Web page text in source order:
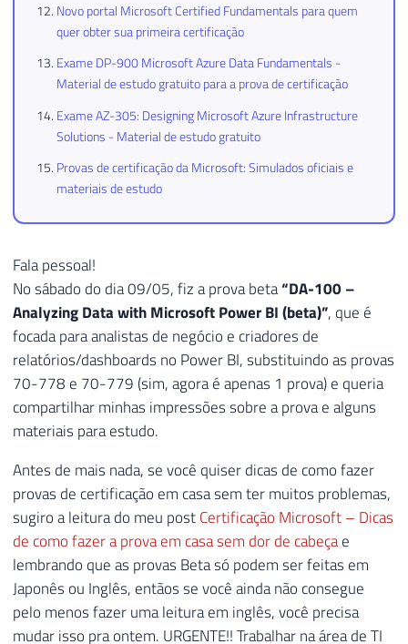
Novo portal Microsoft Certified Fundamentals para quem
quer obter sua primeira certificação
Exame DP-900 Microsoft Azure Data Fundamentals -
Material de estudo gratuito para a prova de certificação
Exame AZ-305: Designing Microsoft Azure Infrastructure
Solutions - Material de estudo gratuito
Provas de certificação da Microsoft: Simulados oficiais e
materiais de estudo
Fala pessoal!
No sábado do dia 09/05, fiz a prova beta“DA-100 –
Analyzing Data with Microsoft Power BI (beta)”, que é
focada para analistas de negócio e criadores de
relatórios/dashboards no Power BI, substituindo as provas
70-778 e 70-779 (sim, agora é apenas 1 prova) e queria
compartilhar minhas impressões sobre a prova e alguns
materiais para estudo.
Antes de mais nada, se você quiser dicas de como fazer
provas de certificação em casa sem ter muitos problemas,
sugiro a leitura do meu postCertificação Microsoft – Dicas
de como fazer a prova em casa sem dor de cabeçae
lembrando que as provas Beta só podem ser feitas em
Japonês ou Inglês, entãos se você ainda não consegue
pelo menos fazer uma leitura em inglês, você precisa
mudar isso pra ontem. URGENTE!! Trabalhar na área de TI